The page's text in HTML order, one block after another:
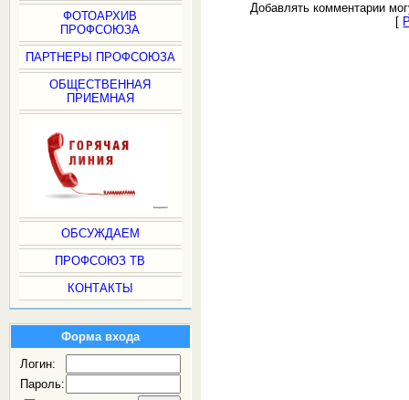
ФОТОАРХИВ
ПРОФСОЮЗА
ПАРТНЕРЫ ПРОФСОЮЗА
ОБЩЕСТВЕННАЯ
ПРИЕМНАЯ
ОБСУЖДАЕМ
ПРОФСОЮЗ ТВ
КОНТАКТЫ
Форма входа
Логин:
Пароль:
Добавлять комментарии
[